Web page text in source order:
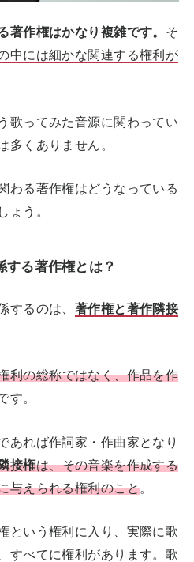
著作権はかなり複雑です。 そ
中には細かな関連する権利が
歌ってみた音源に関わってい
多くありません。
わる著作権はどうなっている
ょう。
する著作権とは？
するのは、 著作権と著作隣接
利の総称ではなく、作品を作
す。
あれば作詞家・作曲家となり
接権は、その音楽を作成する
与えられる権利のこと。
という権利に入り、実際に歌
すべてに権利があります。歌